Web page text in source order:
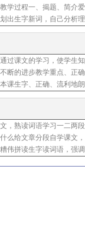
学过程一、揭题、简介
出生字新词，自己分析
、自己读课文，说说课
过课文的学习，使学生
断的进步教学重点、正
课生字、正确、流利地
正确、流利地朗读课文
，熟读词语学习一二两
么给文章分段自学课文
伟拼读生字读词语，强